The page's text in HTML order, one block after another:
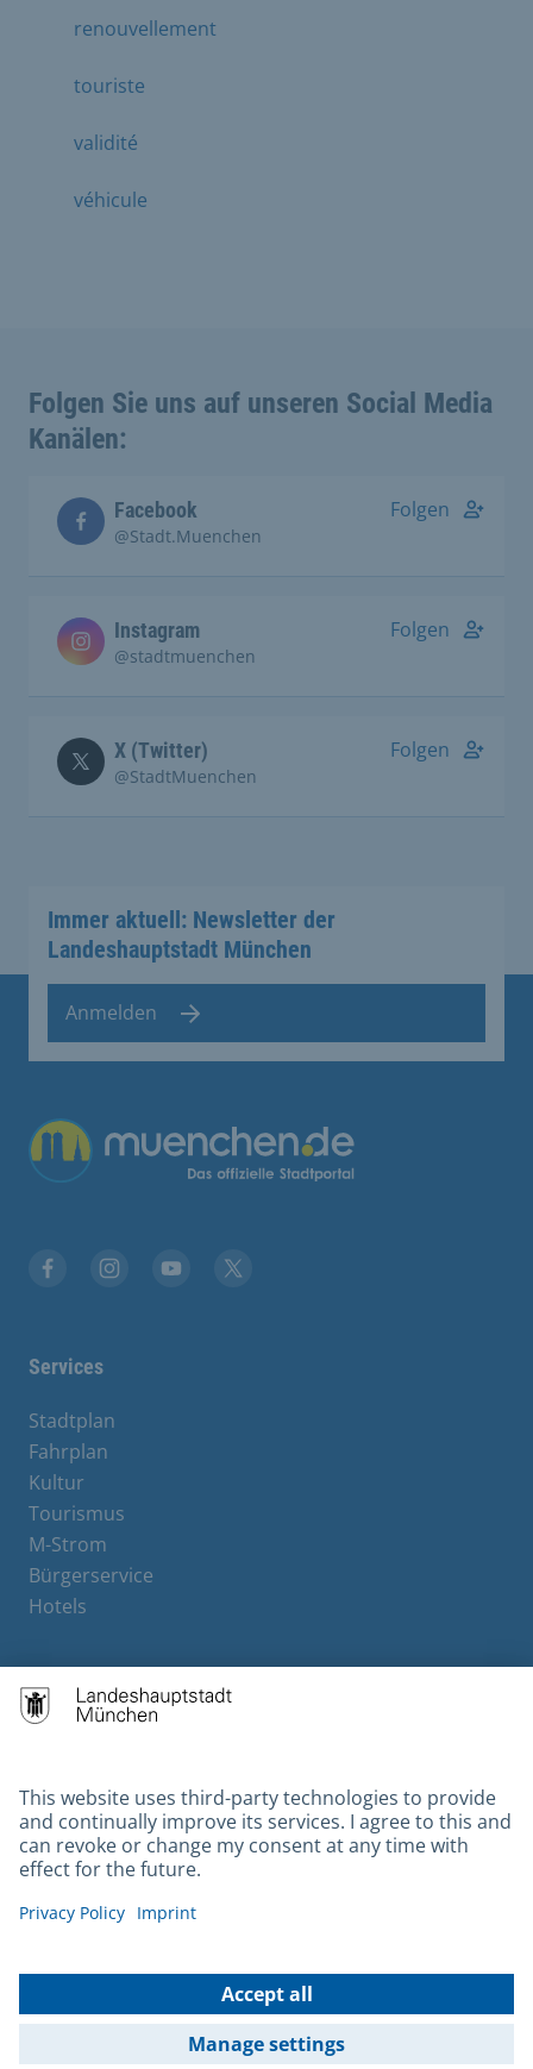
renouvellement
touriste
validité
véhicule
Folgen Sie uns auf unseren Social Media
Kanälen:
Facebook
@Stadt.Muenchen
Folgen
Instagram
@stadtmuenchen
Folgen
X (Twitter)
@StadtMuenchen
Folgen
Immer aktuell: Newsletter der
Landeshauptstadt München
Anmelden
Übergreifende Links
Services
Stadtplan
Fahrplan
Kultur
Tourismus
M-Strom
Bürgerservice
Hotels
Contact
Gebärdensprache
Datenschutz
Kontakt
© 2026 Portal München Betriebs GmbH & Co. KG - Ein Service der
Landeshauptstadt München und der Stadtwerke München GmbH